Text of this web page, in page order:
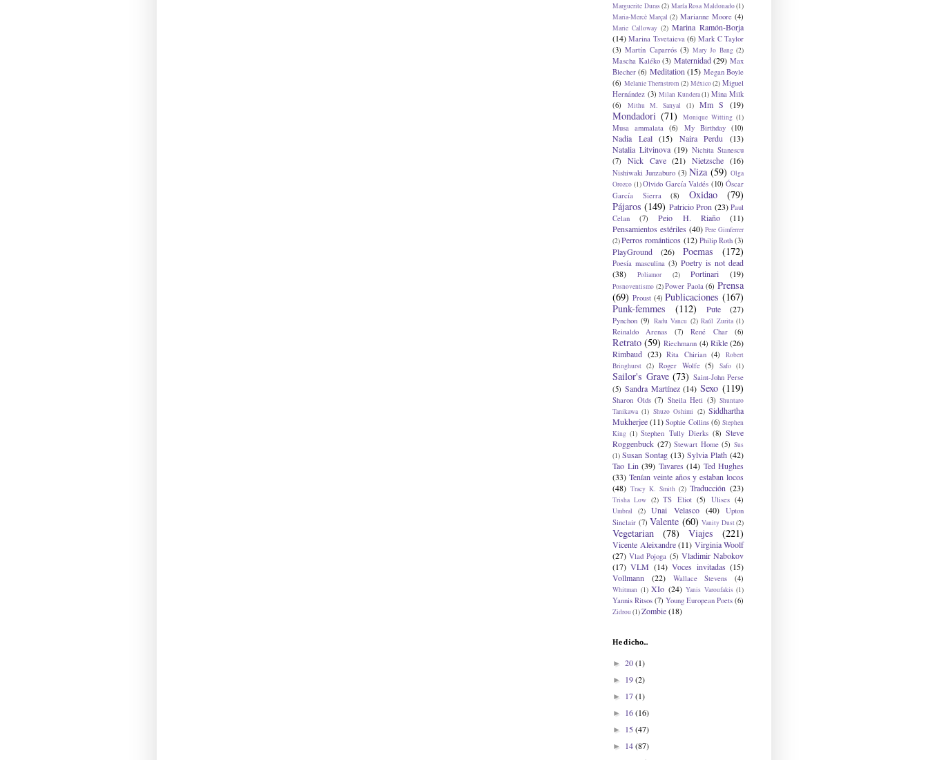
Marguerite Duras(2) María Rosa Maldonado(1)
Maria-Mercè Marçal (2) Marianne Moore (4)
Marie Calloway (2) Marina Ramón-Borja
(14) Marina Tsvetaieva (6) Mark C Taylor
(3) Martín Caparrós (3) Mary Jo Bang (2)
Mascha Kaléko (3) Maternidad (29) Max
Blecher (6) Meditation (15) Megan Boyle
(6) Melanie Thernstrom (2) México (2) Miguel
Hernández (3) Milan Kundera(1) Mina Milk
(6)
Mithu M. Sanyal (1) Mm S (19)
Mondadori (71) Monique Witting (1)
Musa ammalata (6) My Birthday (10)
Nadia Leal (15) Naira Perdu
(13)
Natalia Litvinova (19) Nichita Stanescu
(7)
Nick Cave (21) Nietzsche (16)
Nishiwaki Junzaburo (3) Niza (59) Olga
Orozco (1)Olvido García Valdés (10) Óscar
García Sierra
(8) Oxidao
(79)
Pájaros (149) Patricio Pron (23) Paul
Celan
(7) Peio H. Riaño
(11)
Pensamientos estériles (40) Pere Gimferrer
(2)Perros románticos (12) Philip Roth (3)
PlayGround (26) Poemas (172)
Poesía masculina (3) Poetry is not dead
(38)
Poliamor (2) Portinari (19)
Posnoventismo (2) Power Paola (6) Prensa
(69) Proust (4) Publicaciones (167)
Punk-femmes
(112) Pute (27)
Pynchon (9) Radu Vancu (2) Raúl Zurita (1)
Reinaldo Arenas (7) René Char (6)
Retrato (59) Riechmann (4) Rikle (26)
Rimbaud (23) Rita Chirian (4)
Robert
Bringhurst (2) Roger Wolfe (5) Safo (1)
Sailor's Grave (73) Saint-John Perse
(5) Sandra Martínez (14) Sexo (119)
Sharon Olds (7) Sheila Heti (3) Shuntaro
Tanikawa (1) Shuzo Oshimi (2) Siddhartha
Mukherjee (11) Sophie Collins (6) Stephen
King (1) Stephen Tully Dierks (8) Steve
Roggenbuck (27) Stewart Home (5) Sus
(1) Susan Sontag (13) Sylvia Plath (42)
Tao Lin (39) Tavares (14) Ted Hughes
(33) Tenían veinte años y estaban locos
(48) Tracy K. Smith (2) Traducción (23)
Trisha Low (2) TS Eliot (5) Ulises (4)
Umbral (2) Unai Velasco (40)
Upton
Sinclair (7) Valente (60) Vanity Dust(2)
Vegetarian (78) Viajes (221)
Vicente Aleixandre (11) Virginia Woolf
(27) Vlad Pojoga (5) Vladimir Nabokov
(17) VLM (14) Voces invitadas (15)
Vollmann
(22) Wallace Stevens (4)
Whitman (1) XIo (24) Yanis Varoufakis (1)
Yannis Ritsos (7) Young European Poets (6)
Zidrou(1)Zombie(18)
He dicho...
► 20(1)
► 19(2)
► 17(1)
► 16(16)
► 15(47)
► 14(87)